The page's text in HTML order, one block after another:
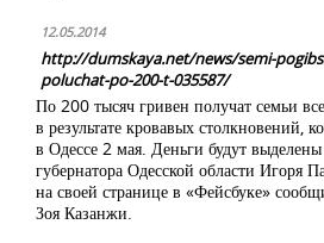
12.05.2014
http://dumskaya.net/news/semi-
poluchat-po-200-t-035587/
По 200 тысяч гривен получат семьи
в результате кровавых столкновений,
в Одессе 2 мая. Деньги будут
губернатора Одесской области Игоря
на своей странице в «Фейсбуке»
Зоя Казанжи.